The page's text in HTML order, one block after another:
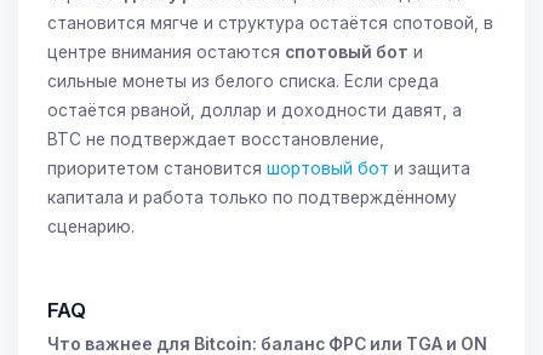
становится мягче и структура остаётся спотовой, в
центре внимания остаются спотовый бот и
сильные монеты из белого списка. Если среда
остаётся рваной, доллар и доходности давят, а
BTC не подтверждает восстановление,
приоритетом становится шортовый бот и защита
капитала и работа только по подтверждённому
сценарию.
FAQ
Что важнее для Bitcoin: баланс ФРС или TGA и ON